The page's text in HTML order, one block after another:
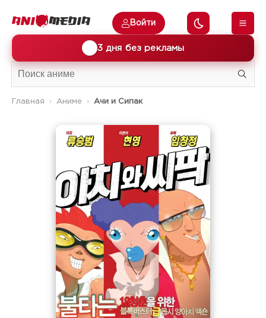
3 дня без рекламы
Войти
Главная Аниме Ачи и Сипак